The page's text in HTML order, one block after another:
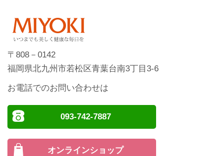
〒808－0142
福岡県北九州市若松区青葉台南3丁目3-6
お電話でのお問い合わせは
093-742-7887
オンラインショップ